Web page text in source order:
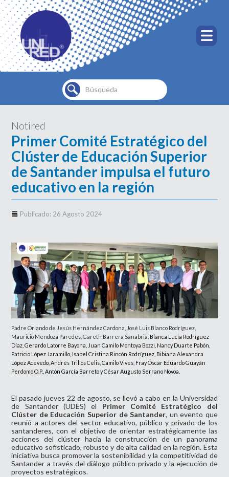
Buscar...
Notired
Primer Comité Estratégico del
Clúster de Educación Superior
de Santander impulsa el futuro
educativo en la región
Publicado: 26 Agosto 2024
Padre Orlando de Jesús Hernández Cardona, José Luis Blanco Rodríguez,
Mauricio Mendoza Paredes, Gareth Barrera Sanabria, Blanca Lucía Rodríguez
Díaz, Gerardo Latorre Bayona, Juan Camilo Montoya Bozzi, Nancy Duarte Pabón,
Patricio López Jaramillo, Isabel Cristina Rincón Rodríguez, Bibiana Alexandra
López Acevedo, Andrés Trillos Celis, Camilo Vives, Fray Óscar Eduardo Guayán
Perdomo O.P.,Antón García Barreto yCésar Augusto Serrano Novoa.
El pasado jueves 22 de agosto, se llevó a cabo en la Universidad
de Santander (UDES) el Primer Comité Estratégico del
Clúster de Educación Superior de Santander, un evento que
reunió a actores del sector educativo, público y privado de los
santanderes, con el objetivo de orientar estratégicamente las
acciones del clúster hacia la construcción de un panorama
educativo sofisticado, robusto y de alta calidad en la región. Esta
iniciativa busca promover la sostenibilidad y la competitividad de
Santander a través del diálogo público-privado y la ejecución de
proyectos estratégicos.